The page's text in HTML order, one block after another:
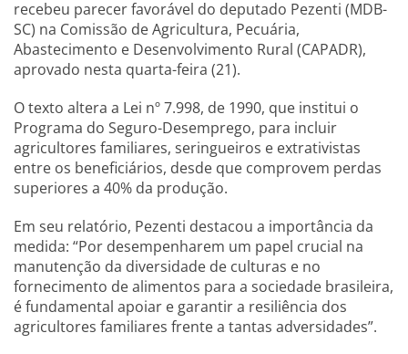
recebeu parecer favorável do deputado Pezenti (MDB-
SC) na Comissão de Agricultura, Pecuária,
Abastecimento e Desenvolvimento Rural (CAPADR),
aprovado nesta quarta-feira (21).
O texto altera a Lei nº 7.998, de 1990, que institui o
Programa do Seguro-Desemprego, para incluir
agricultores familiares, seringueiros e extrativistas
entre os beneficiários, desde que comprovem perdas
superiores a 40% da produção.
Em seu relatório, Pezenti destacou a importância da
medida: “Por desempenharem um papel crucial na
manutenção da diversidade de culturas e no
fornecimento de alimentos para a sociedade brasileira,
é fundamental apoiar e garantir a resiliência dos
agricultores familiares frente a tantas adversidades”.